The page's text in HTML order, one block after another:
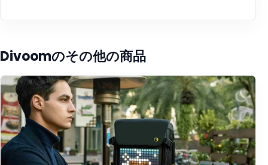
Divoomのその他の商品